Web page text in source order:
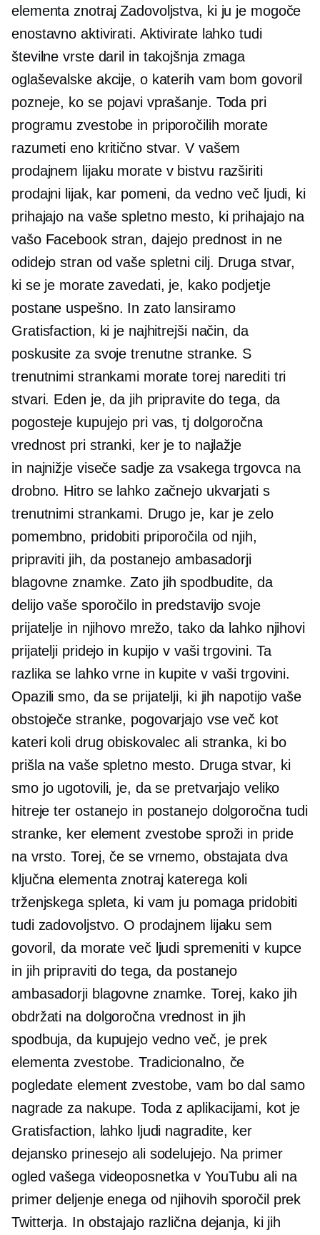
elementa znotraj Zadovoljstva, ki ju je mogoče
enostavno aktivirati. Aktivirate lahko tudi
številne vrste daril in takojšnja zmaga
oglaševalske akcije, o katerih vam bom govoril
pozneje, ko se pojavi vprašanje. Toda pri
programu zvestobe in priporočilih morate
razumeti eno kritično stvar. V vašem
prodajnem lijaku morate v bistvu razširiti
prodajni lijak, kar pomeni, da vedno več ljudi, ki
prihajajo na vaše spletno mesto, ki prihajajo na
vašo Facebook stran, dajejo prednost in ne
odidejo stran od vaše spletni cilj. Druga stvar,
ki se je morate zavedati, je, kako podjetje
postane uspešno. In zato lansiramo
Gratisfaction, ki je najhitrejši način, da
poskusite za svoje trenutne stranke. S
trenutnimi strankami morate torej narediti tri
stvari. Eden je, da jih pripravite do tega, da
pogosteje kupujejo pri vas, tj dolgoročna
vrednost pri stranki, ker je to najlažje
in najnižje viseče sadje za vsakega trgovca na
drobno. Hitro se lahko začnejo ukvarjati s
trenutnimi strankami. Drugo je, kar je zelo
pomembno, pridobiti priporočila od njih,
pripraviti jih, da postanejo ambasadorji
blagovne znamke. Zato jih spodbudite, da
delijo vaše sporočilo in predstavijo svoje
prijatelje in njihovo mrežo, tako da lahko njihovi
prijatelji pridejo in kupijo v vaši trgovini. Ta
razlika se lahko vrne in kupite v vaši trgovini.
Opazili smo, da se prijatelji, ki jih napotijo ​​vaše
obstoječe stranke, pogovarjajo vse več kot
kateri koli drug obiskovalec ali stranka, ki bo
prišla na vaše spletno mesto. Druga stvar, ki
smo jo ugotovili, je, da se pretvarjajo veliko
hitreje ter ostanejo in postanejo dolgoročnatudi
stranke, ker element zvestobe sproži in pride
na vrsto. Torej, če se vrnemo, obstajata dva
ključna elementa znotraj katerega koli
trženjskega spleta, ki vam ju pomaga pridobiti
tudi zadovoljstvo. O prodajnem lijaku sem
govoril, da morate več ljudi spremeniti v kupce
in jih pripraviti do tega, da postanejo
ambasadorji blagovne znamke. Torej, kako jih
obdržati na dolgoročnavrednost in jih
spodbuja, da kupujejo vedno več, je prek
elementa zvestobe. Tradicionalno, če
pogledate element zvestobe, vam bo dal samo
nagrade za nakupe. Toda z aplikacijami, kot je
Gratisfaction, lahko ljudi nagradite, ker
dejansko prinesejo ali sodelujejo. Na primer
ogled vašega videoposnetka v YouTubu ali na
primer deljenje enega od njihovih sporočil prek
Twitterja. In obstajajo različna dejanja, ki jih